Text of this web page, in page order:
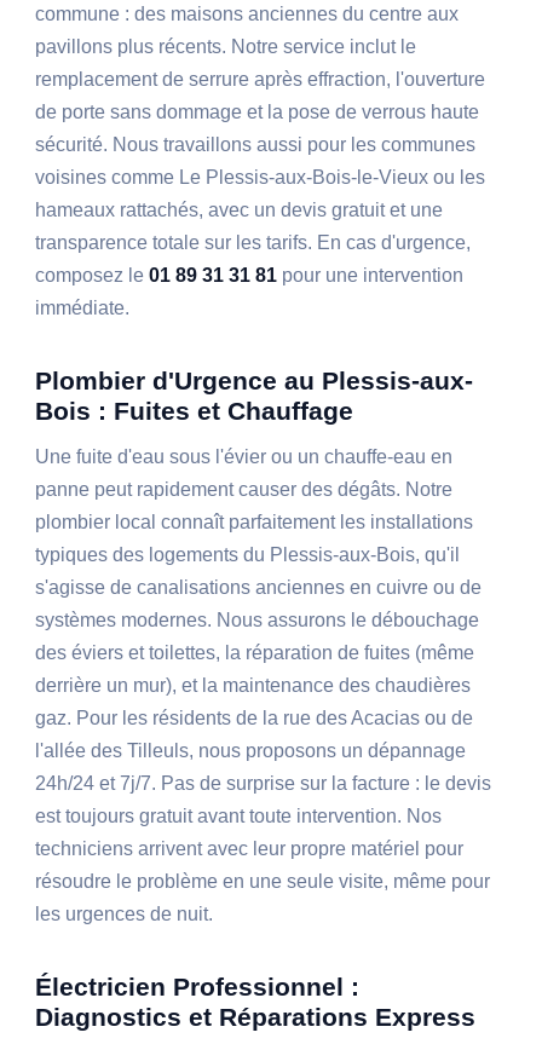
commune : des maisons anciennes du centre aux
pavillons plus récents. Notre service inclut le
remplacement de serrure après effraction, l'ouverture
de porte sans dommage et la pose de verrous haute
sécurité. Nous travaillons aussi pour les communes
voisines comme Le Plessis-aux-Bois-le-Vieux ou les
hameaux rattachés, avec un devis gratuit et une
transparence totale sur les tarifs. En cas d'urgence,
composez le01 89 31 31 81 pour une intervention
immédiate.
Plombier d'Urgence au Plessis-aux-
Bois : Fuites et Chauffage
Une fuite d'eau sous l'évier ou un chauffe-eau en
panne peut rapidement causer des dégâts. Notre
plombier local connaît parfaitement les installations
typiques des logements du Plessis-aux-Bois, qu'il
s'agisse de canalisations anciennes en cuivre ou de
systèmes modernes. Nous assurons le débouchage
des éviers et toilettes, la réparation de fuites (même
derrière un mur), et la maintenance des chaudières
gaz. Pour les résidents de la rue des Acacias ou de
l'allée des Tilleuls, nous proposons un dépannage
24h/24 et 7j/7. Pas de surprise sur la facture : le devis
est toujours gratuit avant toute intervention. Nos
techniciens arrivent avec leur propre matériel pour
résoudre le problème en une seule visite, même pour
les urgences de nuit.
Électricien Professionnel :
Diagnostics et Réparations Express